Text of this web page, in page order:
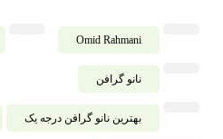
Omid Rahmani
نانو گرافن
بهترین نانو گرافن درجه یک